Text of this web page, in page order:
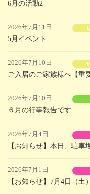
6月の活動2
2026年7月11日
5月イベント
2026年7月10日
ご入居のご家族様へ【重
2026年7月10日
６月の行事報告です
2026年7月4日
【お知らせ】本日、駐
2026年7月1日
【お知らせ】7月4日（